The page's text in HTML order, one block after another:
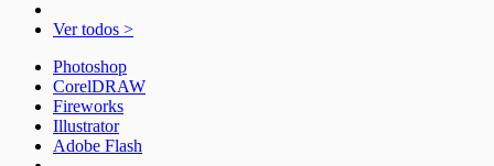
Ver todos >
Photoshop
CorelDRAW
Fireworks
Illustrator
Adobe Flash